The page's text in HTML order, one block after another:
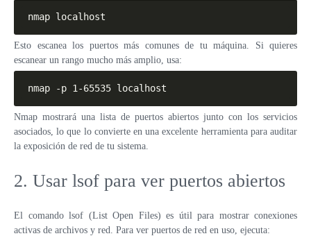
nmap localhost
Esto escanea los puertos más comunes de tu máquina. Si quieres
escanear un rango mucho más amplio, usa:
nmap -p 1-65535 localhost
Nmap mostrará una lista de puertos abiertos junto con los servicios
asociados, lo que lo convierte en una excelente herramienta para auditar
la exposición de red de tu sistema.
2. Usar lsof para ver puertos abiertos
El comando lsof (List Open Files) es útil para mostrar conexiones
activas de archivos y red. Para ver puertos de red en uso, ejecuta: